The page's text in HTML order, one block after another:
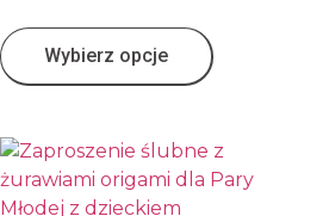
Wybierz opcje